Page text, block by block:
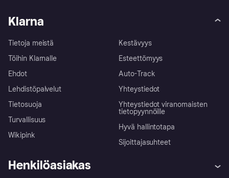
Klarna
Tietoja meistä
Töihin Klarnalle
Ehdot
Lehdistöpalvelut
Tietosuoja
Turvallisuus
Wikipink
Kestävyys
Esteettömyys
Auto-Track
Yhteystiedot
Yhteystiedot viranomaisten
tietopyynnöille
Hyvä hallintotapa
Sijoittajasuhteet
Henkilöasiakas